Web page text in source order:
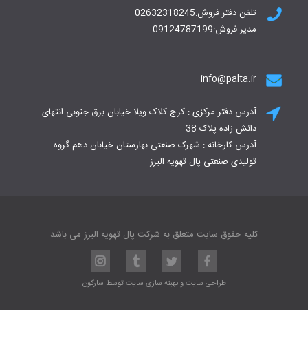
تلفن دفتر فروش:02632318245
مدیر فروش:09124787199
info@palta.ir
آدرس دفتر مرکزی : کرج کلاک ویلا خیابان برق جنوبی انتهای
دانش زاده پلاک 38
آدرس کارخانه : شهرک صنعتی بهارستان خیابان دهم گروه
تولیدی صنعتی پال تهویه البرز
کلیه حقوق سایت متعلق به شرکت پال تهویه البرز می باشد
طراحی سایتوبهینه سازی سایتتوسط سارگون